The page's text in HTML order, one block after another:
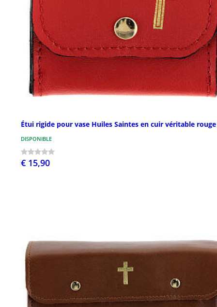
Étui rigide pour vase Huiles Saintes en cuir véritable rouge
DISPONIBLE
€ 15,90